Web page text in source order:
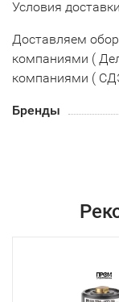
Условия
Доставляем
компаниями (
компаниями (
Бренды